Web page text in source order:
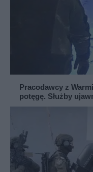
Pracodawcy z
potęgę. Służby